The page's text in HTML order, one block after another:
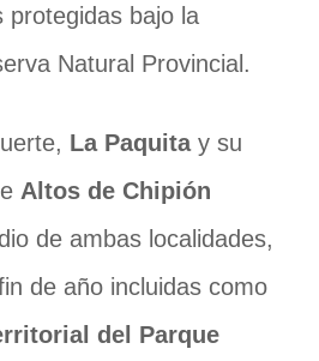
protegidas bajo la
Natural Provincial.
La Paquita y su
Altos de Chipión
de ambas localidades,
de año incluidas como
del Parque